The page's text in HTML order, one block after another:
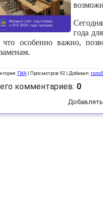
года
особенно важно,
: ГИА | Просмотров: 92 | Добавил:
комментариев: 0